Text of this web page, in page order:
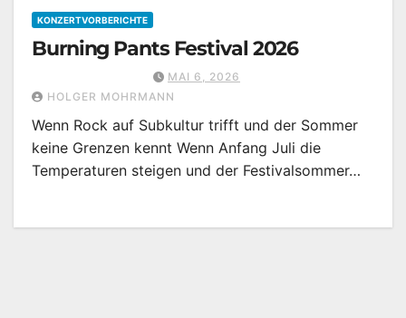
KONZERTVORBERICHTE
Burning Pants Festival 2026
MAI 6, 2026
HOLGER MOHRMANN
Wenn Rock auf Subkultur trifft und der Sommer
keine Grenzen kennt Wenn Anfang Juli die
Temperaturen steigen und der Festivalsommer…